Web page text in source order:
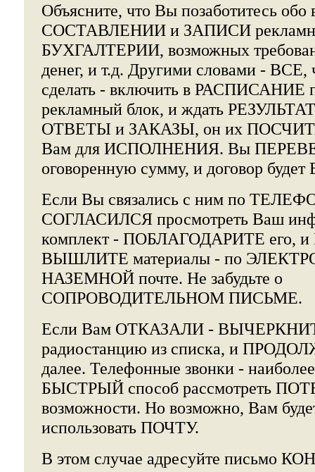
Объясните, что Вы позаботитесь обо
СОСТАВЛЕНИИ и ЗАПИСИ
БУХГАЛТЕРИИ, возможных
денег, и т.д. Другими словами - ВСЕ,
сделать - включить в РАСПИСАНИЕ
рекламный блок, и ждать
ОТВЕТЫ и ЗАКАЗЫ, он их
Вам для ИСПОЛНЕНИЯ. Вы
оговоренную сумму, и договор
Если Вы связались с ним по
СОГЛАСИЛСЯ просмотреть Ваш
комплект - ПОБЛАГОДАРИТЕ
ВЫШЛИТЕ материалы - по
НАЗЕМНОЙ почте. Не забудьте о
СОПРОВОДИТЕЛЬНОМ ПИСЬМЕ.
Если Вам ОТКАЗАЛИ -
радиостанцию из списка, и
далее. Телефонные звонки -
БЫСТРЫЙ способ рассмотреть
возможности. Но возможно, Вам
использовать ПОЧТУ.
В этом случае адресуйте письмо